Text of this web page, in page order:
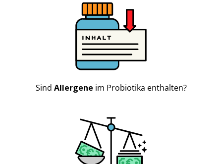
Sind Allergene im Probiotika enthalten?